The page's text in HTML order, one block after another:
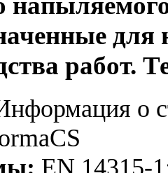
для
работ.
о
EN 14315-